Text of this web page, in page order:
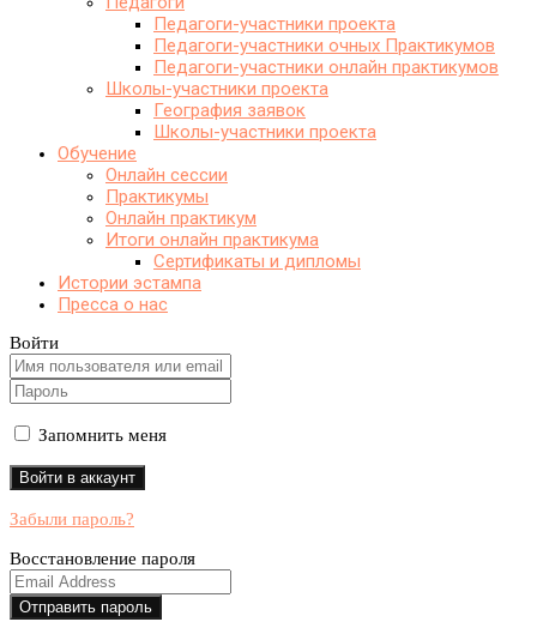
Педагоги-участники проекта
Педагоги-участники очных Практикумов
Педагоги-участники онлайн практикумов
Школы-участники проекта
География заявок
Школы-участники проекта
Обучение
Онлайн сессии
Практикумы
Онлайн практикум
Итоги онлайн практикума
Сертификаты и дипломы
Истории эстампа
Пресса о нас
Войти
Запомнить меня
Забыли пароль?
Восстановление пароля